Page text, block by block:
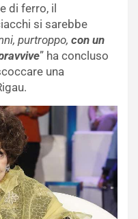
di ferro, il
si sarebbe
purtroppo, con un
” ha concluso
una